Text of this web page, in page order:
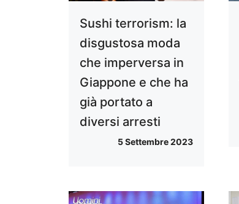
Sushi terrorism: la
disgustosa moda
che imperversa in
Giappone e che ha
già portato a
diversi arresti
5 Settembre 2023